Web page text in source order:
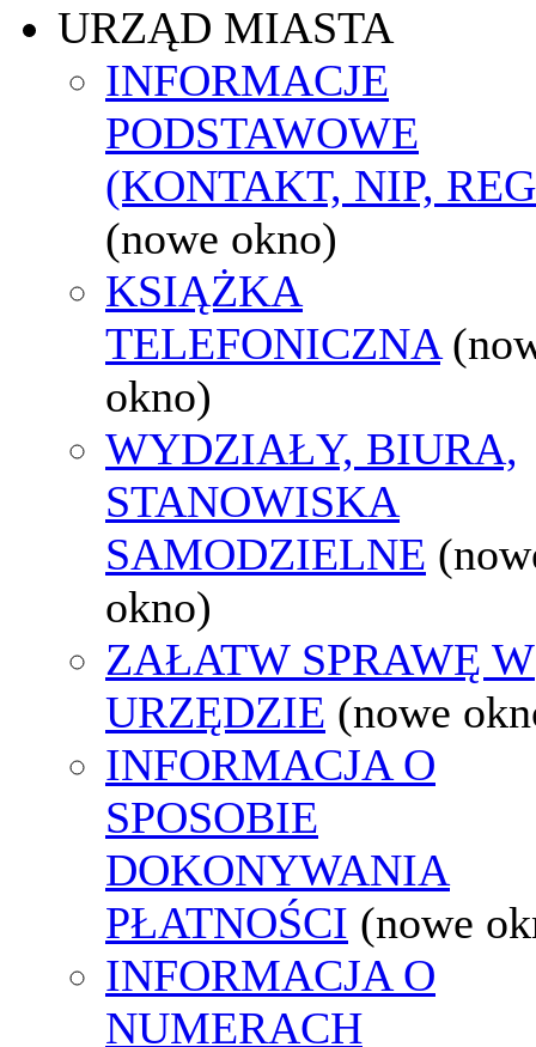
URZĄD MIASTA
INFORMACJE
PODSTAWOWE
(KONTAKT, NIP,
(nowe okno)
KSIĄŻKA
TELEFONICZNA
okno)
WYDZIAŁY, BIURA,
STANOWISKA
SAMODZIELNE
okno)
ZAŁATW SPRAWĘ W
URZĘDZIE (nowe
INFORMACJA O
SPOSOBIE
DOKONYWANIA
PŁATNOŚCI (nowe
INFORMACJA O
NUMERACH